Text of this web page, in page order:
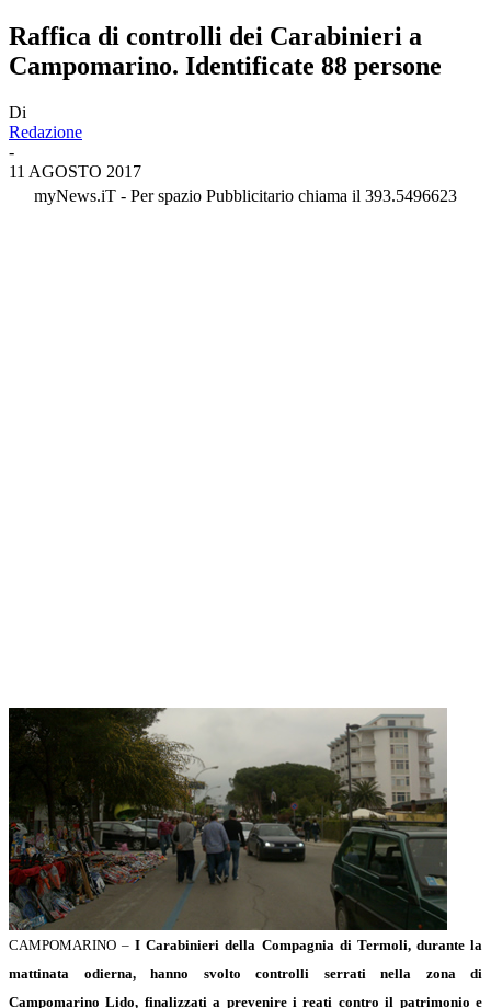
Raffica di controlli dei Carabinieri a
Campomarino. Identificate 88 persone
Di
Redazione
-
11 AGOSTO 2017
myNews.iT - Per spazio Pubblicitario chiama il 393.5496623
CAMPOMARINO –I Carabinieri della Compagnia di Termoli, durante la
mattinata odierna, hanno svolto controlli serrati nella zona di
Campomarino Lido, finalizzati a prevenire i reati contro il patrimonio e